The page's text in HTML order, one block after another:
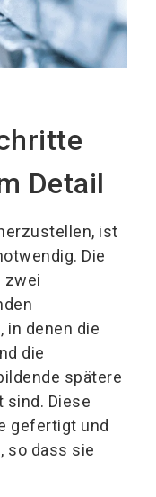
Detail
ist
Die
zwei
in denen die
die
spätere
sind. Diese
gefertigt und
so dass sie